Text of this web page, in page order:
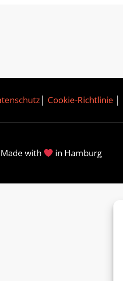
│ Cookie-Richtlinie
Made with in Hamburg